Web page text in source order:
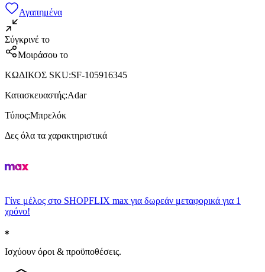
Αγαπημένα
Σύγκρινέ το
Μοιράσου το
ΚΩΔΙΚΟΣ SKU:SF-105916345
Κατασκευαστής:Adar
Τύπος:Μπρελόκ
Δες όλα τα χαρακτηριστικά
Γίνε μέλος στο SHOPFLIX max για δωρεάν μεταφορικά για 1
χρόνο!
Ισχύουν όροι & προϋποθέσεις.